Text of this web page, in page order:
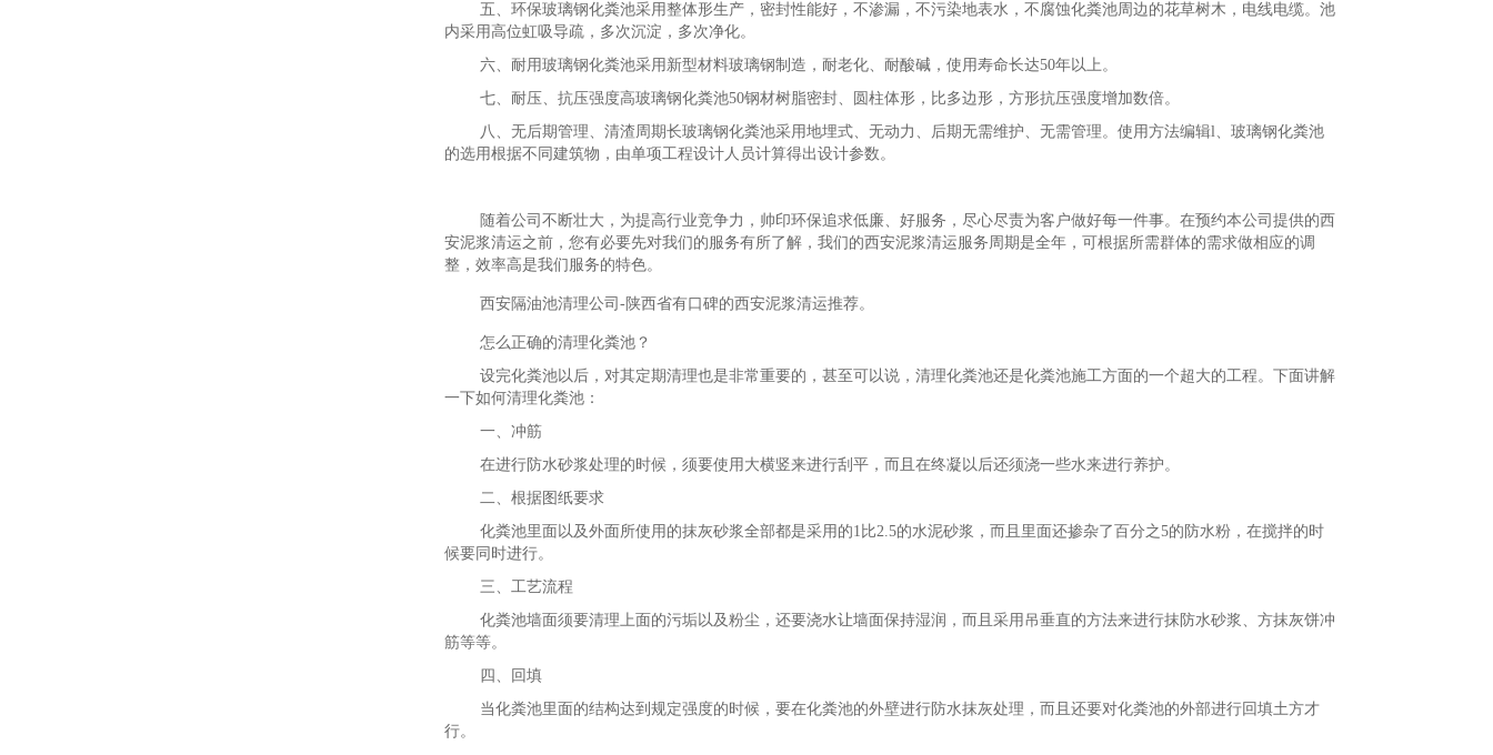
五、环保玻璃钢化粪池采用整体形生产，密封性能好，不渗漏，不污染地表水，不腐蚀化粪池周边的花草树木，电线电缆。池
内采用高位虹吸导疏，多次沉淀，多次净化。
六、耐用玻璃钢化粪池采用新型材料玻璃钢制造，耐老化、耐酸碱，使用寿命长达50年以上。
七、耐压、抗压强度高玻璃钢化粪池50钢材树脂密封、圆柱体形，比多边形，方形抗压强度增加数倍。
八、无后期管理、清渣周期长玻璃钢化粪池采用地埋式、无动力、后期无需维护、无需管理。使用方法编辑l、玻璃钢化粪池
的选用根据不同建筑物，由单项工程设计人员计算得出设计参数。
随着公司不断壮大，为提高行业竞争力，帅印环保追求低廉、好服务，尽心尽责为客户做好每一件事。在预约本公司提供的西
安泥浆清运之前，您有必要先对我们的服务有所了解，我们的西安泥浆清运服务周期是全年，可根据所需群体的需求做相应的调
整，效率高是我们服务的特色。
西安隔油池清理公司-陕西省有口碑的西安泥浆清运推荐。
怎么正确的清理化粪池？
设完化粪池以后，对其定期清理也是非常重要的，甚至可以说，清理化粪池还是化粪池施工方面的一个超大的工程。下面讲解
一下如何清理化粪池：
一、冲筋
在进行防水砂浆处理的时候，须要使用大横竖来进行刮平，而且在终凝以后还须浇一些水来进行养护。
二、根据图纸要求
化粪池里面以及外面所使用的抹灰砂浆全部都是采用的1比2.5的水泥砂浆，而且里面还掺杂了百分之5的防水粉，在搅拌的时
候要同时进行。
三、工艺流程
化粪池墙面须要清理上面的污垢以及粉尘，还要浇水让墙面保持湿润，而且采用吊垂直的方法来进行抹防水砂浆、方抹灰饼冲
筋等等。
四、回填
当化粪池里面的结构达到规定强度的时候，要在化粪池的外壁进行防水抹灰处理，而且还要对化粪池的外部进行回填土方才
行。